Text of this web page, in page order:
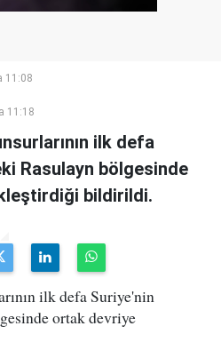
11:08
11:18
ilk defa
Rasulayn bölgesinde
bildirildi.
ilk defa Suriye'nin
ortak devriye